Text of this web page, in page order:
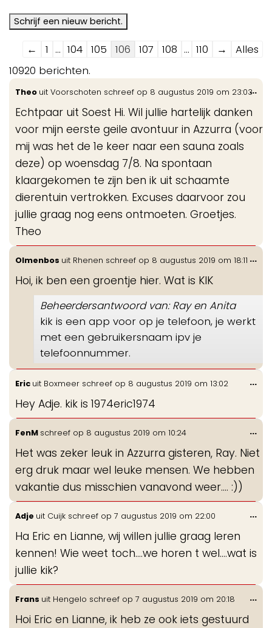
Navigatie
door
de
gastenboek-
lijst
← 1 ... 104 105 106 107 108 ... 110 →
Alles
10920 berichten.
Theo uit Voorschoten schreef op 8 augustus 2019 om 23:03
Echtpaar uit Soest Hi. Wil jullie hartelijk danken
voor mijn eerste geile avontuur in Azzurra (voor
mij was het de 1e keer naar een sauna zoals
deze) op woensdag 7/8. Na spontaan
klaargekomen te zijn ben ik uit schaamte
dierentuin vertrokken. Excuses daarvoor zou
jullie graag nog eens ontmoeten. Groetjes.
Theo
...
Olmenbos uit Rhenen schreef op 8 augustus 2019 om 18:11
Hoi, ik ben een groentje hier. Wat is KIK
Beheerdersantwoord van: Ray en Anita
kik is een app voor op je telefoon, je werkt
met een gebruikersnaam ipv je
telefoonnummer.
...
Eric uit Boxmeer schreef op 8 augustus 2019 om 13:02
Hey Adje. kik is 1974eric1974
...
FenM schreef op 8 augustus 2019 om 10:24
Het was zeker leuk in Azzurra gisteren, Ray. Niet
erg druk maar wel leuke mensen. We hebben
vakantie dus misschien vanavond weer.... :))
...
Adje uit Cuijk schreef op 7 augustus 2019 om 22:00
Ha Eric en Lianne, wij willen jullie graag leren
kennen! Wie weet toch....we horen t wel....wat is
jullie kik?
...
Frans uit Hengelo schreef op 7 augustus 2019 om 20:18
Hoi Eric en Lianne, ik heb ze ook iets gestuurd
...